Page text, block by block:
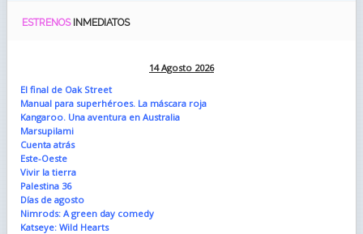
ESTRENOS INMEDIATOS
14 Agosto 2026
El final de Oak Street
Manual para superhéroes. La máscara roja
Kangaroo. Una aventura en Australia
Marsupilami
Cuenta atrás
Este-Oeste
Vivir la tierra
Palestina 36
Días de agosto
Nimrods: A green day comedy
Katseye: Wild Hearts